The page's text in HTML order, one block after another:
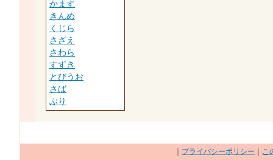
かます
きんめ
くじら
さざえ
さわら
すずき
とびうお
さば
ぶり
プライバシーポリシー こ